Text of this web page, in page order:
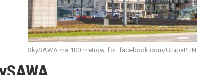
SkySAWA ma 100 metrów, fot. facebook.com/GrupaPHN